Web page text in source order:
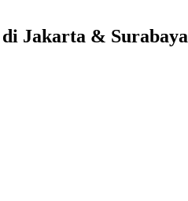
di Jakarta & Surabaya